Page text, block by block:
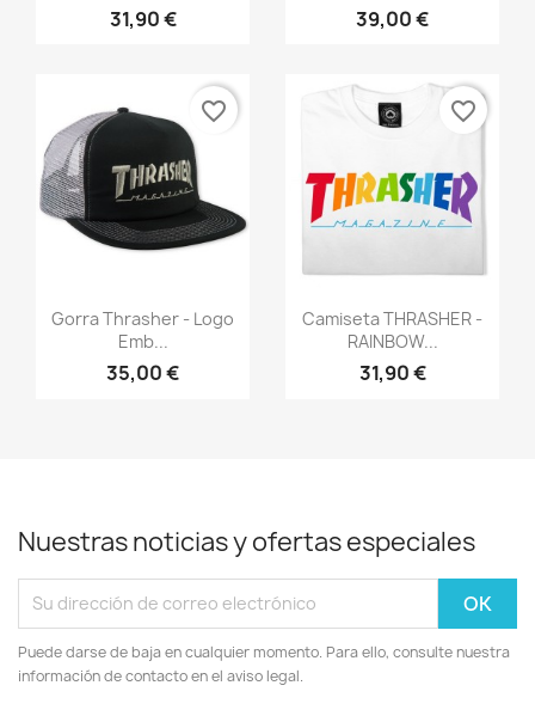
31,90 € 39,00 €
Vista rápida
Gorra Thrasher - Logo
Emb...
35,00 €
favorite_border
Vista rápida
Camiseta THRASHER -
RAINBOW...
31,90 €
favorite_border
Nuestras noticias y ofertas especiales
Puede darse de baja en cualquier momento. Para ello, consulte nuestra
información de contacto en el aviso legal.